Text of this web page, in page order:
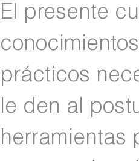
El presente
prácticos
le den al
herramientas